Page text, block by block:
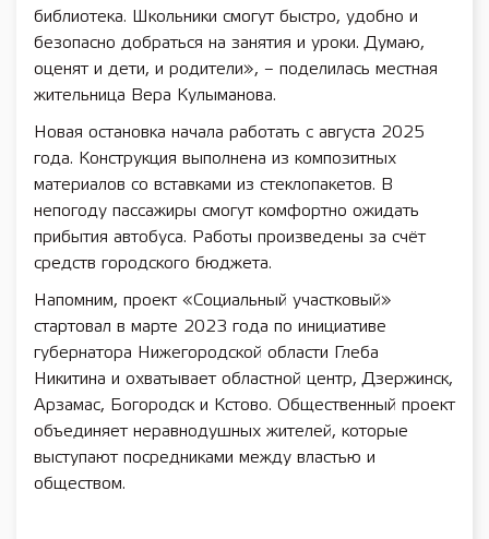
библиотека. Школьники смогут быстро, удобно и
безопасно добраться на занятия и уроки. Думаю,
оценят и дети, и родители», – поделилась местная
жительница Вера Кулыманова.
Новая остановка начала работать с августа 2025
года. Конструкция выполнена из композитных
материалов со вставками из стеклопакетов. В
непогоду пассажиры смогут комфортно ожидать
прибытия автобуса. Работы произведены за счёт
средств городского бюджета.
Напомним, проект «Социальный участковый»
стартовал в марте 2023 года по инициативе
губернатора Нижегородской области Глеба
Никитина и охватывает областной центр, Дзержинск,
Арзамас, Богородск и Кстово. Общественный проект
объединяет неравнодушных жителей, которые
выступают посредниками между властью и
обществом.